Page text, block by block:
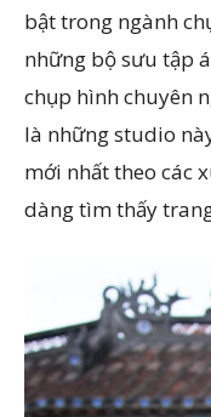
bật trong ngành
những bộ sưu tập
chụp hình chuyên
là những studio
mới nhất theo các
dàng tìm thấy